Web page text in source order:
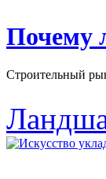
Почему
Строительный